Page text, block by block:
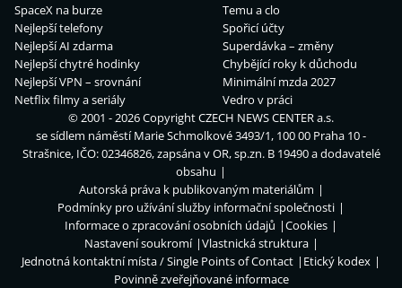
SpaceX na burze
Nejlepší telefony
Nejlepší AI zdarma
Nejlepší chytré hodinky
Nejlepší VPN – srovnání
Netflix filmy a seriály
Temu a clo
Spořicí účty
Superdávka – změny
Chybějící roky k důchodu
Minimální mzda 2027
Vedro v práci
© 2001 - 2026 CopyrightCZECH NEWS CENTER a.s.
se sídlem náměstí Marie Schmolkové 3493/1, 100 00 Praha 10 -
Strašnice, IČO: 02346826, zapsána v OR, sp.zn. B 19490 a dodavatelé
obsahu
Autorská práva k publikovaným materiálům
Podmínky pro užívání služby informační společnosti
Informace o zpracování osobních údajů
Cookies
Nastavení soukromí
Vlastnická struktura
Jednotná kontaktní místa / Single Points of Contact
Etický kodex
Povinně zveřejňované informace